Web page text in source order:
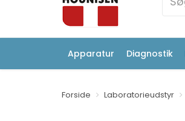
Apparatur Diagnostik
Forside Laboratorieudstyr